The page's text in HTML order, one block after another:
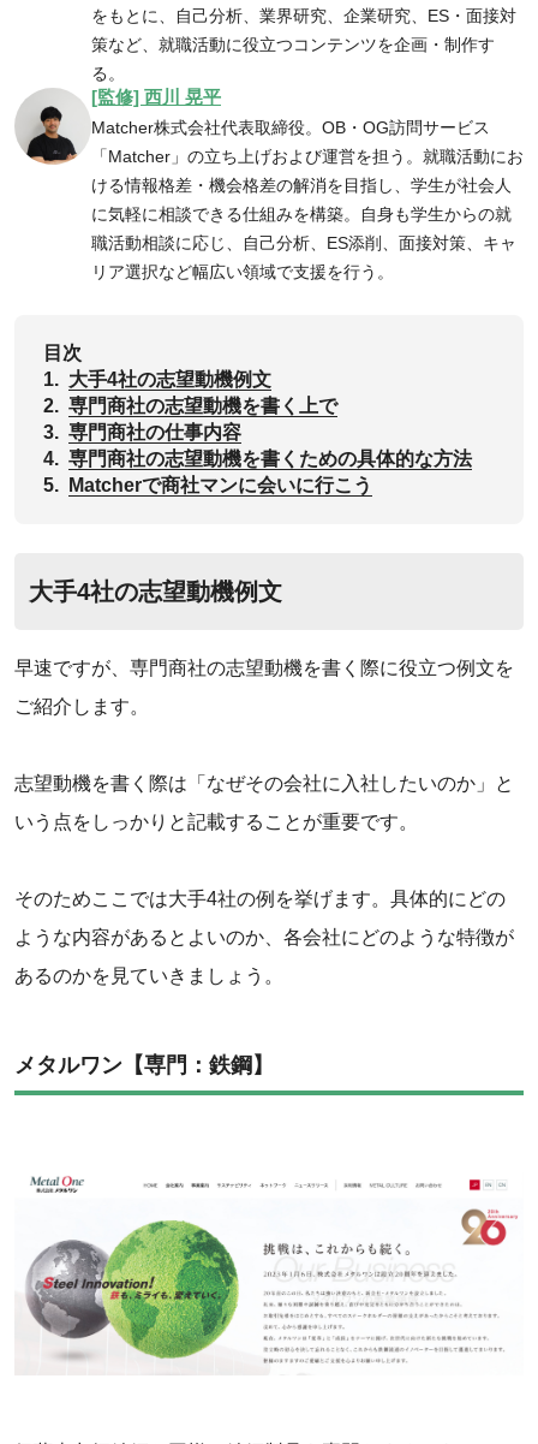
をもとに、自己分析、業界研究、企業研究、ES・面接対
策など、就職活動に役立つコンテンツを企画・制作す
る。
[監修] 西川 晃平
Matcher株式会社代表取締役。OB・OG訪問サービス
「Matcher」の立ち上げおよび運営を担う。就職活動にお
ける情報格差・機会格差の解消を目指し、学生が社会人
に気軽に相談できる仕組みを構築。自身も学生からの就
職活動相談に応じ、自己分析、ES添削、面接対策、キャ
リア選択など幅広い領域で支援を行う。
目次
1. 大手4社の志望動機例文
2. 専門商社の志望動機を書く上で
3. 専門商社の仕事内容
4. 専門商社の志望動機を書くための具体的な方法
5.
‌Matcherで商社マンに会いに行こう
大手4社の志望動機例文
早速ですが、専門商社の志望動機を書く際に役立つ例文を
ご紹介します。
志望動機を書く際は「なぜその会社に入社したいのか」と
いう点をしっかりと記載することが重要です。
そのためここでは大手4社の例を挙げます。具体的にどの
ような内容があるとよいのか、各会社にどのような特徴が
あるのかを見ていきましょう。
メタルワン【専門：鉄鋼】